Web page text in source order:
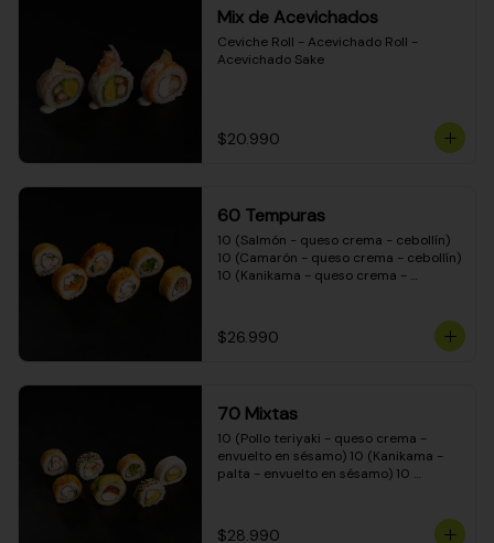
Mix de Acevichados
Ceviche Roll - Acevichado Roll -
Acevichado Sake
$20.990
60 Tempuras
10 (Salmón - queso crema - cebollín)
10 (Camarón - queso crema - cebollín)
10 (Kanikama - queso crema -
crema - cebollín) 10 (Carne - queso
crema - cebollín)
$26.990
70 Mixtas
10 (Pollo teriyaki - queso crema -
envuelto en sésamo) 10 (Kanikama -
palta - envuelto en sésamo) 10
- envuelto en queso crema) 10
$28.990